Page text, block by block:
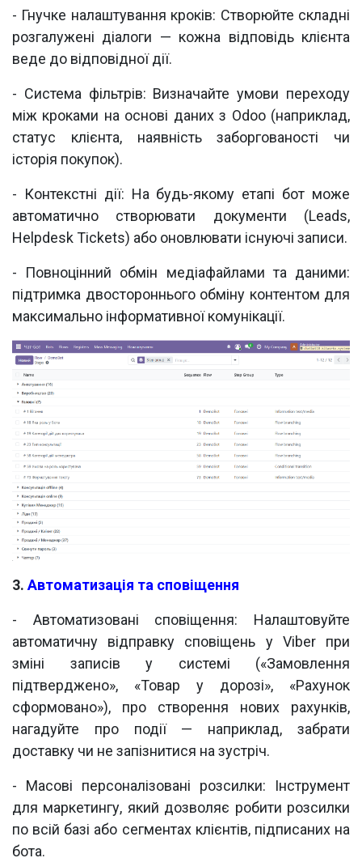
- Гнучке налаштування кроків: Створюйте складні
розгалужені діалоги — кожна відповідь клієнта
веде до відповідної дії.
- Система фільтрів: Визначайте умови переходу
між кроками на основі даних з Odoo (наприклад,
статус клієнта, наявність заборгованості чи
історія покупок).
- Контекстні дії: На будь-якому етапі бот може
автоматично створювати документи (Leads,
Helpdesk Tickets) або оновлювати існуючі записи.
- Повноцінний обмін медіафайлами та даними:
підтримка двостороннього обміну контентом для
максимально інформативної комунікації.
3. Автоматизація та сповіщення
- Автоматизовані сповіщення: Налаштовуйте
автоматичну відправку сповіщень у Viber при
зміні записів у системі («Замовлення
підтверджено», «Товар у дорозі», «Рахунок
сформовано»), про створення нових рахунків,
нагадуйте про події — наприклад, забрати
доставку чи не запізнитися на зустріч.
- Масові персоналізовані розсилки: Інструмент
для маркетингу, який дозволяє робити розсилки
по всій базі або сегментах клієнтів, підписаних на
бота.